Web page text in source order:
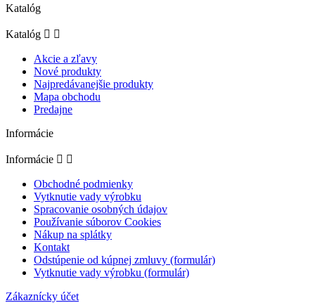
Katalóg
Katalóg  
Akcie a zľavy
Nové produkty
Najpredávanejšie produkty
Mapa obchodu
Predajne
Informácie
Informácie  
Obchodné podmienky
Vytknutie vady výrobku
Spracovanie osobných údajov
Používanie súborov Cookies
Nákup na splátky
Kontakt
Odstúpenie od kúpnej zmluvy (formulár)
Vytknutie vady výrobku (formulár)
Zákaznícky účet